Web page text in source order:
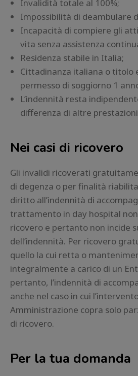
Invalidità totale al 100%;
Impossibilità di deambulare
Incapacità di compiere gli
vita senza assistenza
Residenza stabile in Italia;
Cittadinanza italiana o titolo
permesso di soggiorno 1
L’indennità resta
differenza di altre
Nei casi di ricovero
Gli invalidi ricoverati
di degenza o per finalità
diritto all’indennità di
trattamento in day hospital
ricovero e pertanto non incide
dell’indennità. Per ricovero
quello la cui retta o
integralmente a carico di un
pertanto, l’indennità di
anche nel caso in cui
Amministrazione copra solo
di ricovero.
Per la tua domanda